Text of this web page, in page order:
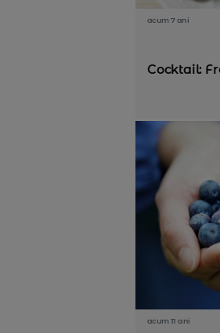
acum 7 ani
Cocktail:
acum 11 ani